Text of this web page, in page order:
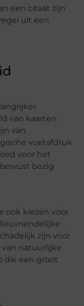
een citaat zijn
uit een
van kaarten.
van
voetafdruk
voor het
bezig
ook kiezen voor
zijn voor
natuurlijke
die een groot